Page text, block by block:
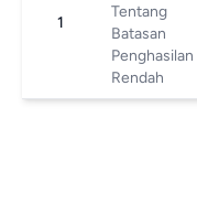
1
Tentang
Batasan
Penghasilan
Rendah